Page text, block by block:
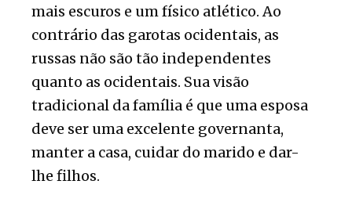
mais escuros e um físico atlético. Ao
contrário das garotas ocidentais, as
russas não são tão independentes
quanto as ocidentais. Sua visão
tradicional da família é que uma esposa
deve ser uma excelente governanta,
manter a casa, cuidar do marido e dar-
lhe filhos.